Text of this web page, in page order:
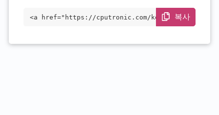
<a href="https://cputronic.com/ko/cpu/in
복사